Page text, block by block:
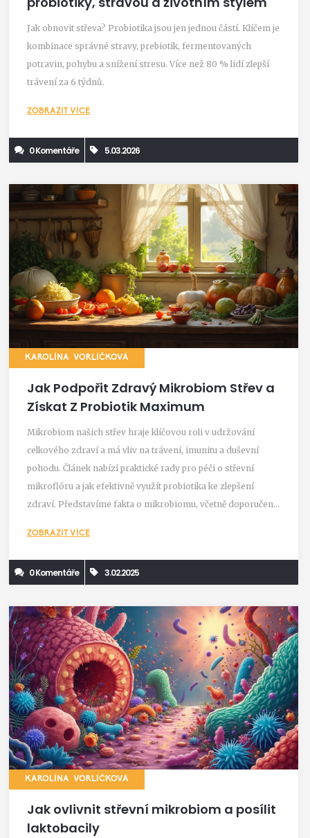
Jak obnovit střeva? Probiotika jsou jen jednou částí. Klíčem je
kombinace správné stravy, prebiotik, fermentovaných
potravin, pohybu a snížení stresu. Více než 80 % lidí zlepší
trávení za 6 týdnů.
ZOBRAZIT VÍCE
0 Komentáře 5.03.2026
KAROLÍNA VORLÍČKOVÁ
Jak Podpořit Zdravý Mikrobiom Střev a
Získat Z Probiotik Maximum
Mikrobiom našich střev hraje klíčovou roli v udržování
celkového zdraví a má vliv na trávení, imunitu a duševní
pohodu. Článek nabízí praktické rady pro péči o střevní
mikroflóru a jak efektivně využít probiotika ke zlepšení
zdraví. Představíme fakta o mikrobiomu, včetně doporučení
osvojíte kroky k posílení vašeho mikrobiomu a propojení s
lepším životním stylem.
ZOBRAZIT VÍCE
0 Komentáře 3.02.2025
KAROLÍNA VORLÍČKOVÁ
Jak ovlivnit střevní mikrobiom a posílit
laktobacily